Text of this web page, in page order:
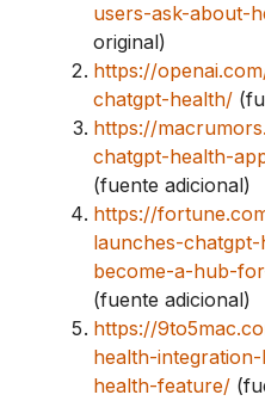
users-ask-about-
original)
https://
chatgpt-health/
https://
chatgpt-health-
(fuente adicional)
https://
launches-
become-a-hub-
(fuente adicional)
https://
health-
health-feature/